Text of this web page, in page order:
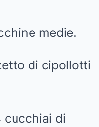
medie.
di cipollotti
cucchiai di